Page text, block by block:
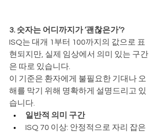
3. 숫자는 어디까지가 ‘괜찮은가’?
ISQ는 대개 1부터 100까지의 값으로 표
현되지만, 실제 임상에서 의미 있는 구간
은 따로 있습니다.
이 기준은 환자에게 불필요한 기대나 오
해를 막기 위해 명확하게 설명드리고 있
습니다.
일반적 의미 구간
ISQ 70 이상: 안정적으로 자리 잡은